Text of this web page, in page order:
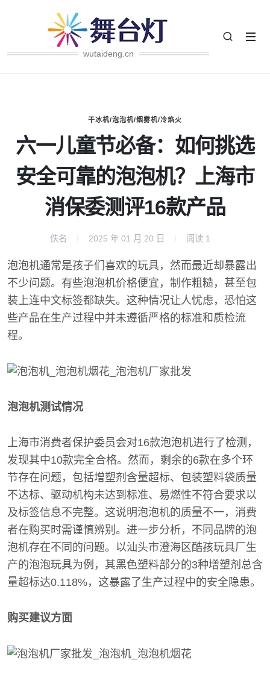
wutaideng.cn
干冰机/泡泡机/烟雾机/冷焰火
六一儿童节必备：如何挑选
安全可靠的泡泡机？上海市
消保委测评16款产品
佚名 2025 年 01 月 20 日 阅读 1
泡泡机通常是孩子们喜欢的玩具，然而最近却暴露出
不少问题。有些泡泡机价格便宜，制作粗糙，甚至包
装上连中文标签都缺失。这种情况让人忧虑，恐怕这
些产品在生产过程中并未遵循严格的标准和质检流
程。
泡泡机测试情况
上海市消费者保护委员会对16款泡泡机进行了检测，
发现其中10款完全合格。然而，剩余的6款在多个环
节存在问题，包括增塑剂含量超标、包装塑料袋质量
不达标、驱动机构未达到标准、易燃性不符合要求以
及标签信息不完整。这说明泡泡机的质量不一，消费
者在购买时需谨慎辨别。进一步分析，不同品牌的泡
泡机存在不同的问题。以汕头市澄海区酷孩玩具厂生
产的泡泡玩具为例，其黑色塑料部分的3种增塑剂总含
量超标达0.118%，这暴露了生产过程中的安全隐患。
购买建议方面